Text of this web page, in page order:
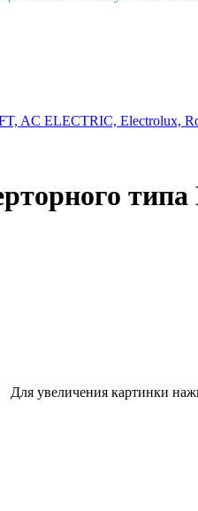
AC ELECTRIC, Electrolux,
Для увеличения картинки